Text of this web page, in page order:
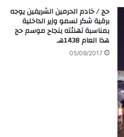
حج / خادم الحرمين الشريفين يوجه
برقية شكر لسمو وزير الداخلية
بمناسبة تهنئته بنجاح موسم حج
هذا العام 1438هـ
05/09/2017